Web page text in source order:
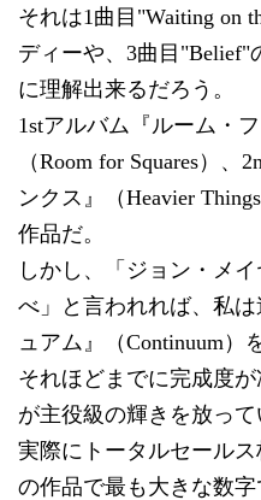
それは1曲目"Waiting on
ディーや、3曲目"Belief"
に理解出来るだろう。
1stアルバム『ルーム・
（Room for Squares）
ンクス』（Heavier
作品だ。
しかし、「ジョン・メ
べ」と言われれば、私
ュアム』（Continuum）
それほどまでに完成度
が主役級の輝きを放って
実際にトータルセール
の作品で最も大きな数